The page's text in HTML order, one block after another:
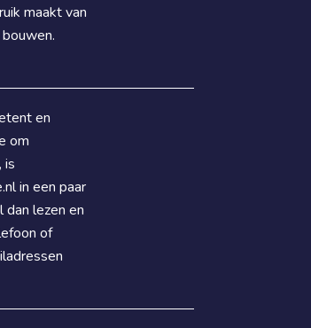
maakt van
en
om
is
in een paar
dan lezen en
of